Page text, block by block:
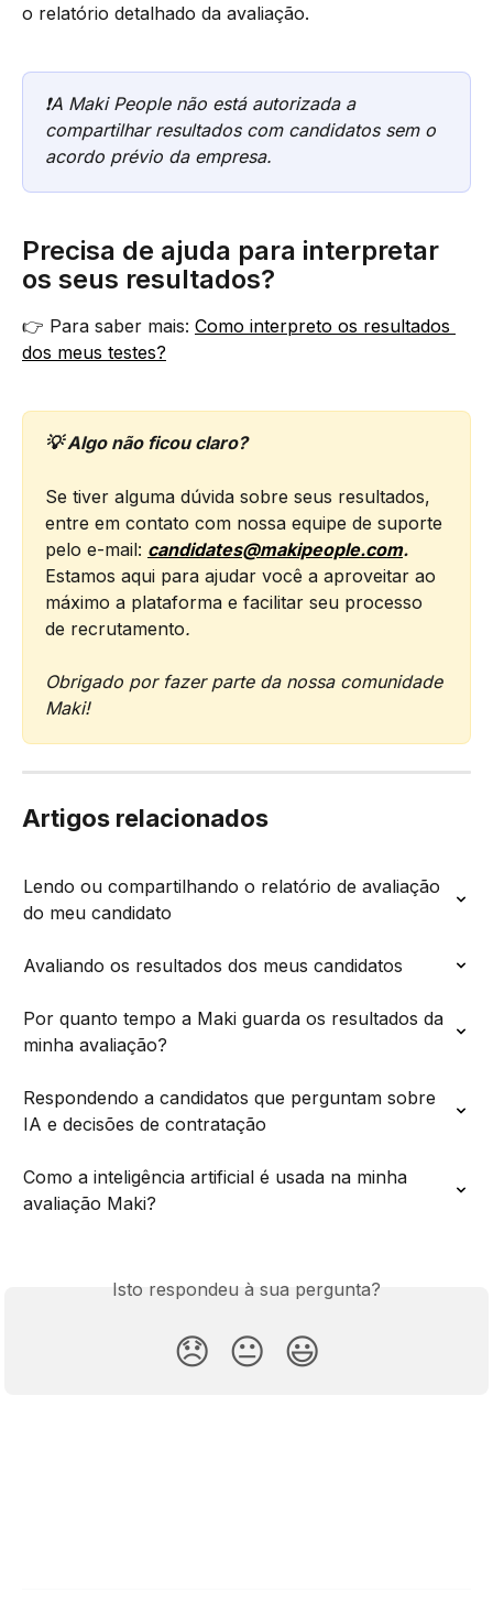
o relatório detalhado da avaliação.
❗️A Maki People não está autorizada a
compartilhar resultados com candidatos sem o
acordo prévio da empresa.
Precisa de ajuda para interpretar
os seus resultados?
👉 Para saber mais: Como interpreto os resultados
dos meus testes?
💡 Algo não ficou claro?
Se tiver alguma dúvida sobre seus resultados,
entre em contato com nossa equipe de suporte
pelo e-mail: candidates@makipeople.com.
Estamos aqui para ajudar você a aproveitar ao
máximo a plataforma e facilitar seu processo
de recrutamento.
Obrigado por fazer parte da nossa comunidade
Maki!
Artigos relacionados
Lendo ou compartilhando o relatório de avaliação
do meu candidato
Avaliando os resultados dos meus candidatos
Por quanto tempo a Maki guarda os resultados da
minha avaliação?
Respondendo a candidatos que perguntam sobre
IA e decisões de contratação
Como a inteligência artificial é usada na minha
avaliação Maki?
Isto respondeu à sua pergunta?
😞 😐 😃